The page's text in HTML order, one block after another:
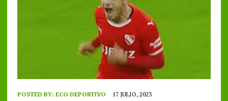
POSTED BY: ECO DEPORTIVO 17 JULIO, 2023